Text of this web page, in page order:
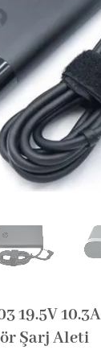
19.5V
Şarj Aleti